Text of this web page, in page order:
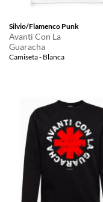
Silvio/Flamenco Punk
Avanti Con La
Guaracha
Camiseta - Blanca